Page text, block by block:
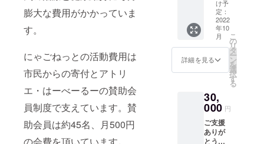
膨大な費用がかかっていま
す。
にゃごねっとの活動費用は
市民からの寄付とアトリ
エ・はーべーるーの賛助会
員制度で支えています。賛
助会員は約45名、月500円
デー
ター３
点メー
ルにて
お送り
しま
す。 イ
ア、資
金造成
の場合
商用可
能で
用した
ご報告
とお礼
状を送
付しま
す。 写
真家滝
畠豊美
ポスト
カード
５枚を
郵送致
しま
け予
定：
2022
年10
月
詳細を見る
こ
の
リ
タ
ー
ン
を
選
択
す
る
30,
000 円
ご支援
ありが
とうご